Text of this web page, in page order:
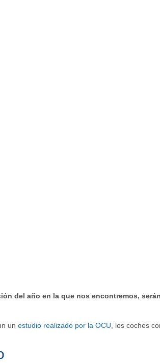
del año en la que nos encontremos,
un estudio realizado por la OCU, los coches